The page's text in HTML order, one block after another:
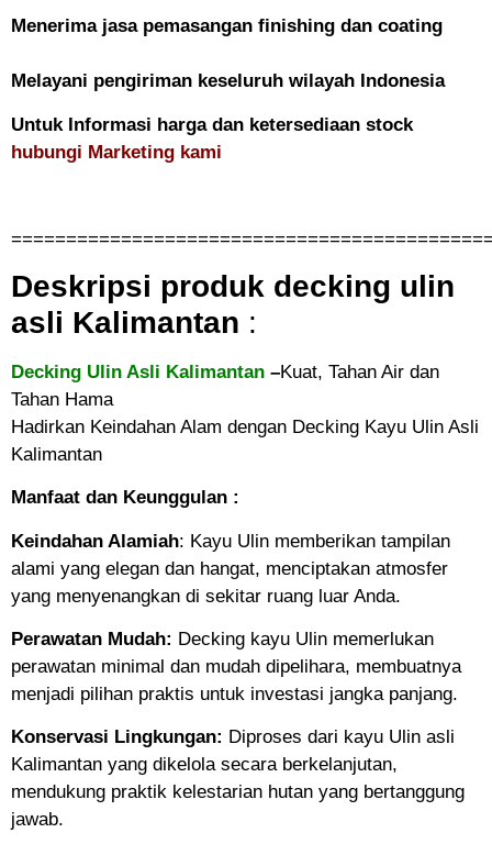
Menerima jasa pemasangan finishing dan coating
Melayani pengiriman keseluruh wilayah Indonesia
Untuk Informasi harga dan ketersediaan stock
hubungi Marketing kami
Deskripsi produk decking ulin
asli Kalimantan :
Decking Ulin Asli Kalimantan –Kuat, Tahan Air dan
Tahan Hama
Hadirkan Keindahan Alam dengan Decking Kayu Ulin Asli
Kalimantan
Manfaat dan Keunggulan :
Keindahan Alamiah: Kayu Ulin memberikan tampilan
alami yang elegan dan hangat, menciptakan atmosfer
yang menyenangkan di sekitar ruang luar Anda.
Perawatan Mudah: Decking kayu Ulin memerlukan
perawatan minimal dan mudah dipelihara, membuatnya
menjadi pilihan praktis untuk investasi jangka panjang.
Konservasi Lingkungan: Diproses dari kayu Ulin asli
Kalimantan yang dikelola secara berkelanjutan,
mendukung praktik kelestarian hutan yang bertanggung
jawab.